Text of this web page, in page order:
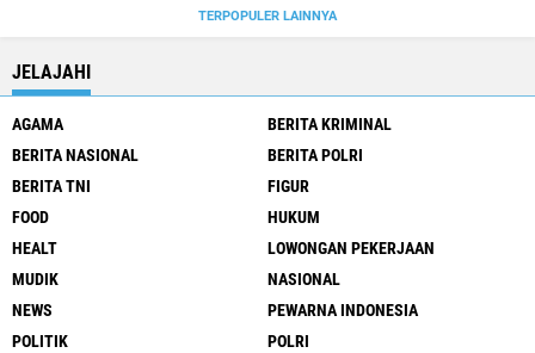
TERPOPULER LAINNYA
JELAJAHI
AGAMA
BERITA KRIMINAL
BERITA NASIONAL
BERITA POLRI
BERITA TNI
FIGUR
FOOD
HUKUM
HEALT
LOWONGAN PEKERJAAN
MUDIK
NASIONAL
NEWS
PEWARNA INDONESIA
POLITIK
POLRI